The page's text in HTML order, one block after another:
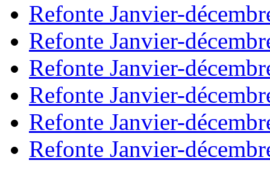
Refonte Janvier-
Refonte Janvier-
Refonte Janvier-
Refonte Janvier-
Refonte Janvier-
Refonte Janvier-